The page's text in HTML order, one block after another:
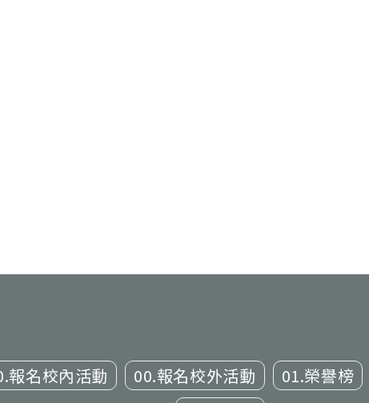
報名校內活動 00.報名校外活動 01.榮譽榜